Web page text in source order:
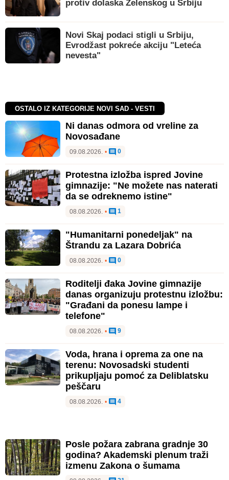
protiv dolaska Zelenskog u Srbiju
Novi Skaj podaci stigli u Srbiju,
Evrodžast pokreće akciju "Leteća
nevesta"
OSTALO IZ KATEGORIJE NOVI SAD - VESTI
Ni danas odmora od vreline za
Novosađane
09.08.2026. • 0
Protestna izložba ispred Jovine
gimnazije: "Ne možete nas naterati
da se odreknemo istine"
08.08.2026. • 1
"Humanitarni ponedeljak" na
Štrandu za Lazara Dobrića
08.08.2026. • 0
Roditelji đaka Jovine gimnazije
danas organizuju protestnu izložbu:
"Građani da ponesu lampe i
telefone"
08.08.2026. • 9
Voda, hrana i oprema za one na
terenu: Novosadski studenti
prikupljaju pomoć za Deliblatsku
peščaru
08.08.2026. • 4
Posle požara zabrana gradnje 30
godina? Akademski plenum traži
izmenu Zakona o šumama